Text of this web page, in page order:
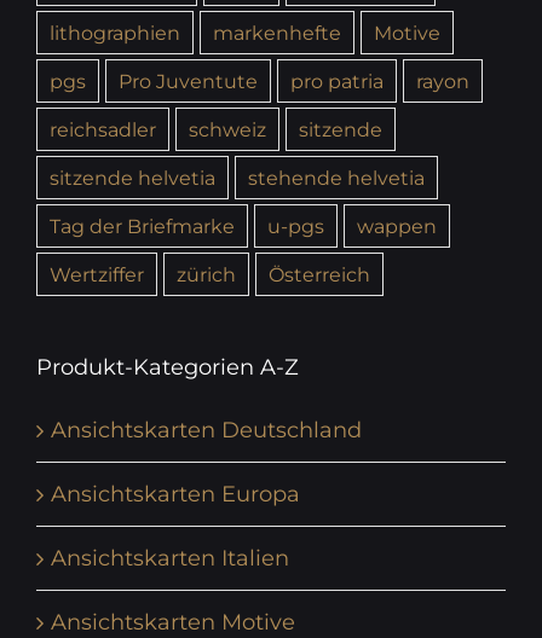
lithographien
markenhefte
Motive
pgs
Pro Juventute pro patria
rayon
reichsadler
schweiz
sitzende
sitzende helvetia
stehende helvetia
Tag der Briefmarke
u-pgs
wappen
Wertziffer
zürich Österreich
Produkt-Kategorien A-Z
Ansichtskarten Deutschland
Ansichtskarten Europa
Ansichtskarten Italien
Ansichtskarten Motive